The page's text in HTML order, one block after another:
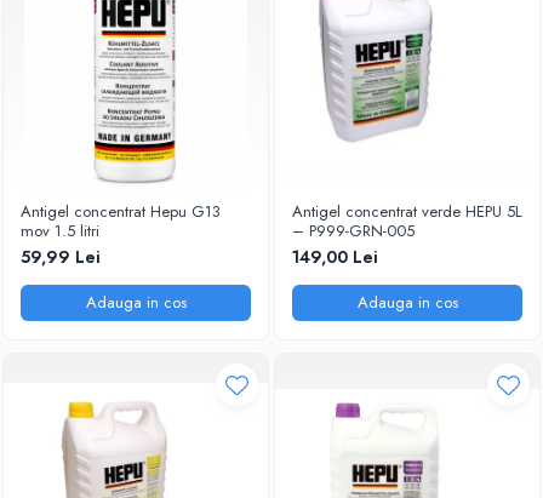
Antigel concentrat Hepu G13
mov 1.5 litri
59,99 Lei
Adauga in cos
Antigel concentrat verde HEPU 5L
– P999-GRN-005
149,00 Lei
Adauga in cos